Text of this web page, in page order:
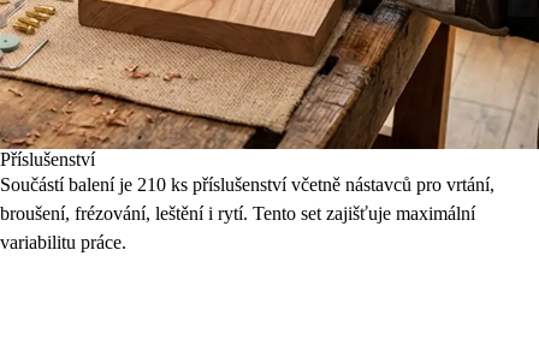
Příslušenství
Součástí balení je 210 ks příslušenství včetně nástavců pro vrtání,
broušení, frézování, leštění i rytí. Tento set zajišťuje maximální
variabilitu práce.